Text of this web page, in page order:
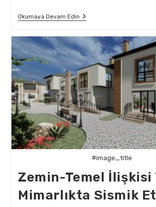
Okumaya Devam EdinYapı
Mimarlık
Öğrencilerine
Deprem
Odaklı
Eğitim
#image_title
Zemin-Temel İlişkisi
Mimarlıkta Sismik